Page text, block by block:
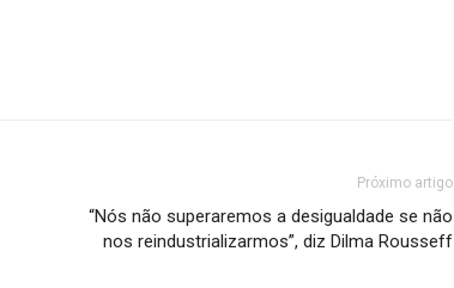
Próximo artigo
“Nós não superaremos a desigualdade se não
nos reindustrializarmos”, diz Dilma Rousseff